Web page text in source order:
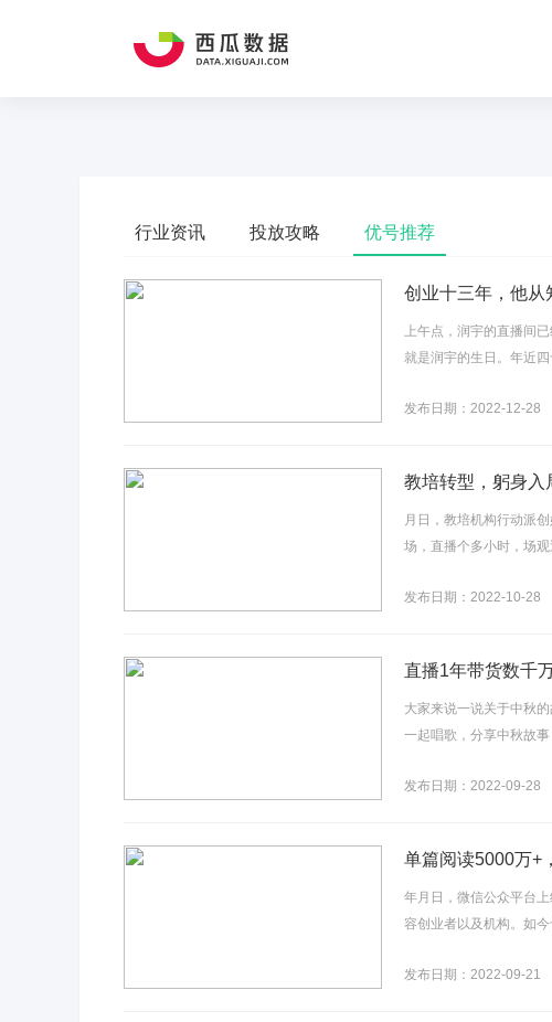
行业资讯 投放攻略 优号推荐
创业十三年，他从
上午点，润宇的直播间
就是润宇的生日。年近
发布日期：2022-12-28
教培转型，躬身入
月日，教培机构行动派
场，直播个多小时，场
发布日期：2022-10-28
直播1年带货数千
大家来说一说关于中秋
一起唱歌，分享中秋故
发布日期：2022-09-28
单篇阅读5000万+
年月日，微信公众平台
容创业者以及机构。如
发布日期：2022-09-21